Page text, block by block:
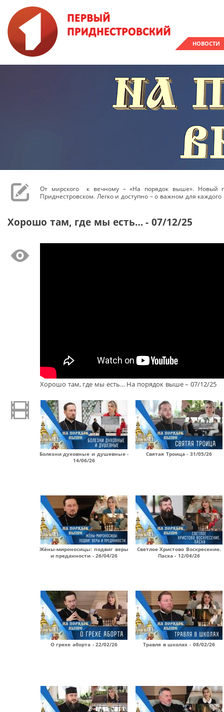
НОВОСТИ
От мирского к вечному – «На порядок выше». Новый
Приднестровском. Легко и доступно – о важном для каждого
Хорошо там, где мы есть… - 07/12/25
Хорошо там, где мы есть… На порядок выше – 07/12/25
Болезни духовные и душевные -
14/06/26
Святая Троица - 31/05/26
Жёны-мироносицы: подвиг веры
и преданности - 26/04/26
Светлое Христово Воскресение.
Пасха - 12/04/26
О грехе аборта - 22/02/26 Травля в школах - 08/02/26